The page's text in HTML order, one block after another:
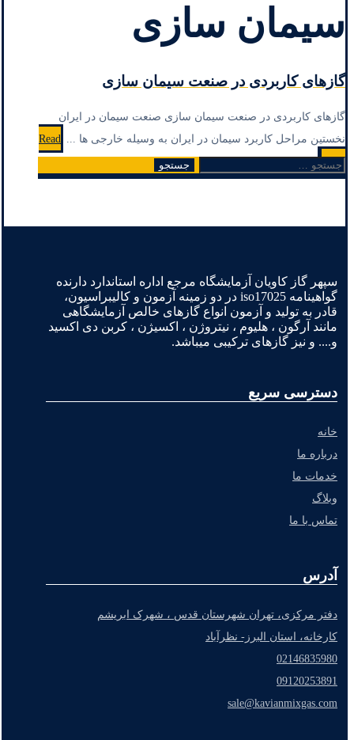
سیمان سازی
گازهای کاربردی در صنعت سیمان سازی
گازهای کاربردی در صنعت سیمان سازی صنعت سیمان در ایران
نخستین مراحل کاربرد سیمان در ایران به وسیله خارجی ها ... Read
More
جستجو
برای:
سپهر گاز کاویان آزمایشگاه مرجع اداره استاندارد دارنده
گواهینامه iso17025 در دو زمینه آزمون و کالیبراسیون،
قادر به تولید و آزمون انواع گازهای خالص آزمایشگاهی
مانند آرگون ، هلیوم ، نیتروژن ، اکسیژن ، کربن دی اکسید
و.... و نیز گازهای ترکیبی میباشد.
دسترسی سریع
خانه
درباره ما
خدمات ما
وبلاگ
تماس با ما
آدرس
دفتر مرکزی، تهران شهرستان قدس ، شهرک ابریشم
کارخانه، استان البرز- نظرآباد
02146835980
09120253891
sale@kavianmixgas.com